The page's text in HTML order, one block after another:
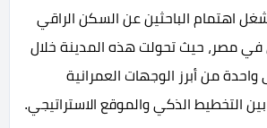
اهتمام الباحثين عن السكن الراقي
في مصر، حيث تحولت هذه المدينة خلال
واحدة من أبرز الوجهات العمرانية
التخطيط الذكي والموقع الاستراتيجي.